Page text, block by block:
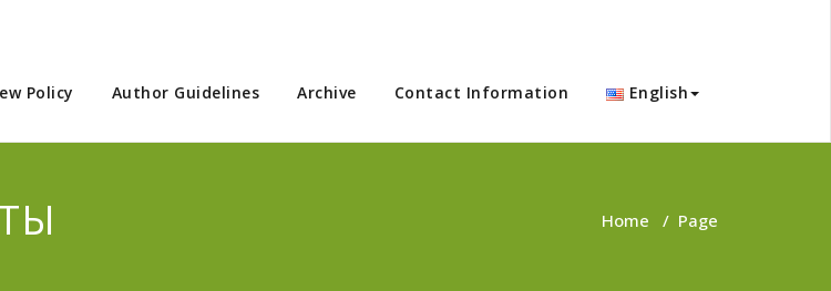
Policy Author Guidelines Archive Contact Information English
Home / Page